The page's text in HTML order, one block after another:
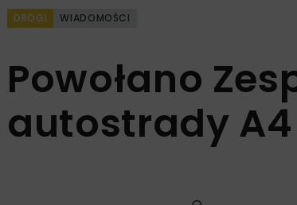
DROGI WIADOMOŚCI
Powołano
autostrady A4